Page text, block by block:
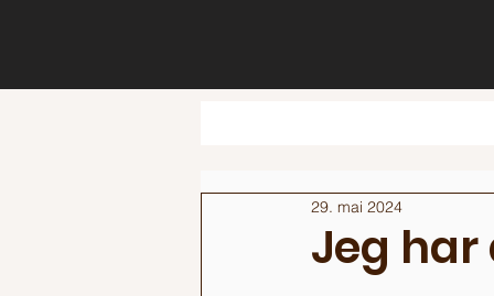
Jeg har
29. mai 2024